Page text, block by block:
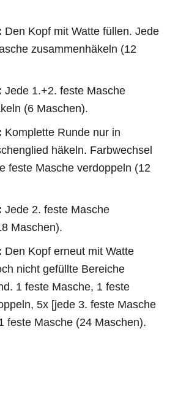
Den Kopf mit Watte füllen. Jede
zusammenhäkeln (12
Jede 1.+2. feste Masche
(6 Maschen).
Komplette Runde nur in
häkeln. Farbwechsel
feste Masche verdoppeln (12
Jede 2. feste Masche
Maschen).
Den Kopf erneut mit Watte
nicht gefüllte Bereiche
1 feste Masche, 1 feste
5x [jede 3. feste Masche
feste Masche (24 Maschen).